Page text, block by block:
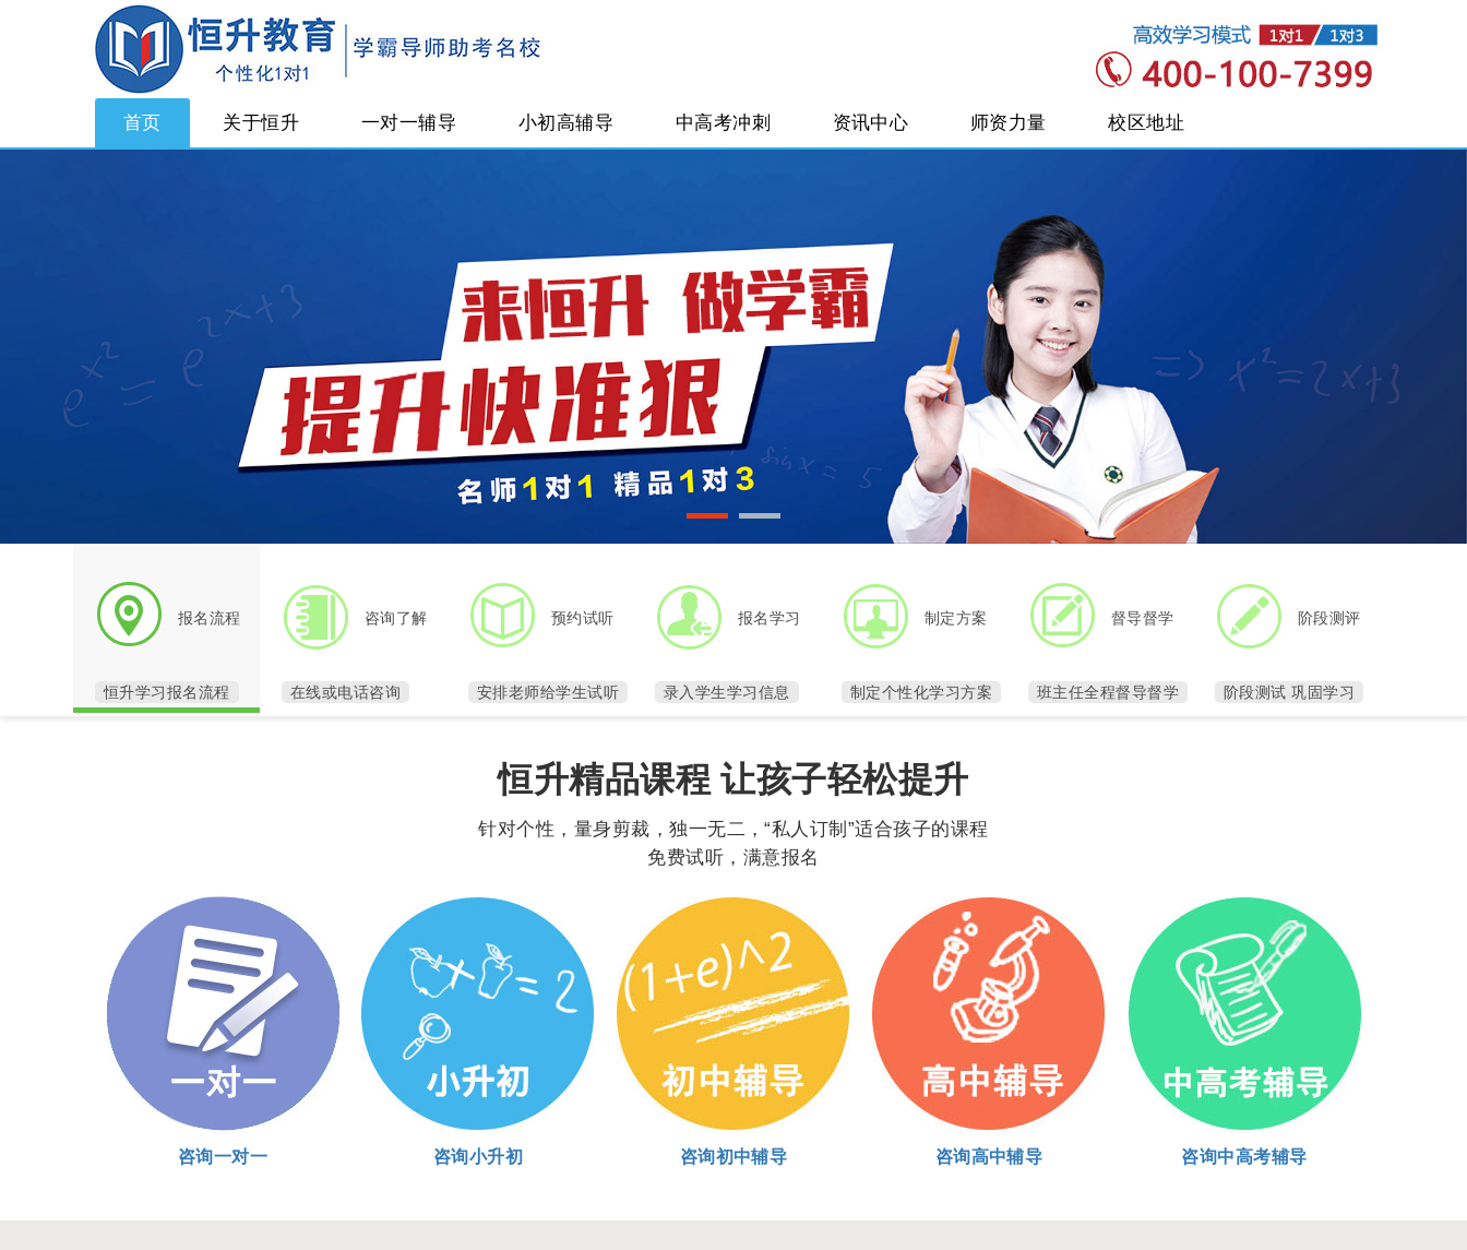
首页 关于恒升 一对一辅导 小初高辅导 中高考冲刺 资讯中心 师资力量 校区地址
1 2
报名流程
恒升学习报名流程
咨询了解
在线或电话咨询
预约试听
安排老师给学生试听
报名学习
录入学生学习信息
制定方案
制定个性化学习方案
督导督学
班主任全程督导督学
阶段测评
阶段测试 巩固学习
恒升精品课程 让孩子轻松提升
针对个性，量身剪裁，独一无二，“私人订制”适合孩子的课程
免费试听，满意报名
咨询一对一 咨询小升初 咨询初中辅导 咨询高中辅导 咨询中高考辅导